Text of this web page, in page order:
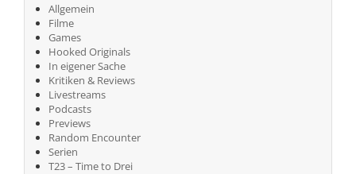
Allgemein
Filme
Games
Hooked Originals
In eigener Sache
Kritiken & Reviews
Livestreams
Podcasts
Previews
Random Encounter
Serien
T23 – Time to Drei